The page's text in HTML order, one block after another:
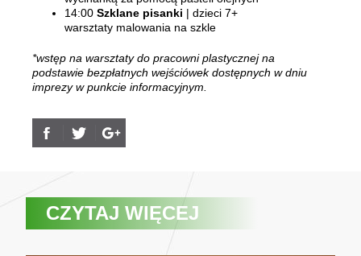
14:00 Szklane pisanki | dzieci 7+
warsztaty malowania na szkle
*wstęp na warsztaty do pracowni plastycznej na
podstawie bezpłatnych wejściówek dostępnych w dniu
imprezy w punkcie informacyjnym.
CZYTAJ WIĘCEJ